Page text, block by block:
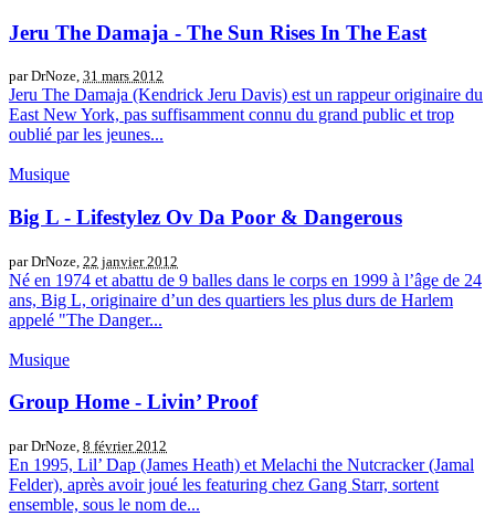
Jeru The Damaja - The Sun Rises In The East
par DrNoze, 31 mars 2012
Jeru The Damaja (Kendrick Jeru Davis) est un rappeur originaire du
East New York, pas suffisamment connu du grand public et trop
oublié par les jeunes...
Musique
Big L - Lifestylez Ov Da Poor & Dangerous
par DrNoze, 22 janvier 2012
Né en 1974 et abattu de 9 balles dans le corps en 1999 à l’âge de 24
ans, Big L, originaire d’un des quartiers les plus durs de Harlem
appelé "The Danger...
Musique
Group Home - Livin’ Proof
par DrNoze, 8 février 2012
En 1995, Lil’ Dap (James Heath) et Melachi the Nutcracker (Jamal
Felder), après avoir joué les featuring chez Gang Starr, sortent
ensemble, sous le nom de...